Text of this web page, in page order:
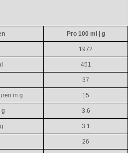
Pro 100 ml | g
1972
451
37
in g 15
g 3.6
3.1
26